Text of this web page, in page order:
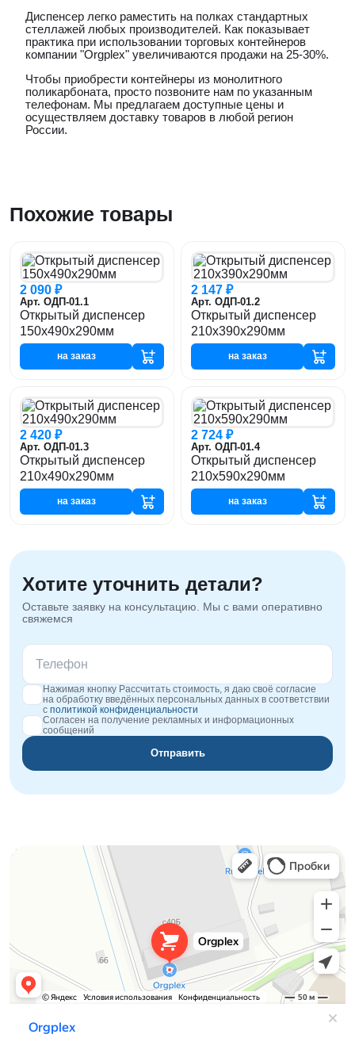
Диспенсер легко раместить на полках стандартных
стеллажей любых производителей. Как показывает
практика при использовании торговых контейнеров
компании "Orgplex" увеличиваются продажи на 25-30%.
Чтобы приобрести контейнеры из монолитного
поликарбоната, просто позвоните нам по указанным
телефонам. Мы предлагаем доступные цены и
осуществляем доставку товаров в любой регион
России.
Похожие товары
2 090 ₽
Арт. ОДП-01.1
Открытый диспенсер
150х490х290мм
на заказ
2 147 ₽
Арт. ОДП-01.2
Открытый диспенсер
210х390х290мм
на заказ
2 420 ₽
Арт. ОДП-01.3
Открытый диспенсер
210х490х290мм
на заказ
2 724 ₽
Арт. ОДП-01.4
Открытый диспенсер
210х590х290мм
на заказ
Хотите уточнить детали?
Оставьте заявку на консультацию. Мы с вами оперативно
свяжемся
Нажимая кнопку Рассчитать стоимость, я даю своё согласие
на обработку введённых персональных данных в соответствии
с политикой конфиденциальности
Согласен на получение рекламных и информационных
сообщений
Отправить
Orgplex
Оргстекло, поликарбонат в Лыткарине
Торговое оборудование в Лыткарине